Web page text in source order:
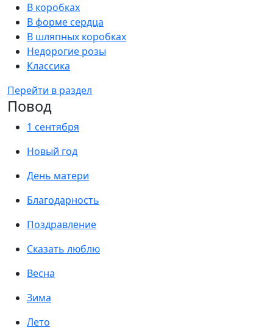
В коробках
В форме сердца
В шляпных коробках
Недорогие розы
Классика
Перейти в раздел
Повод
1 сентября
Новый год
День матери
Благодарность
Поздравление
Сказать люблю
Весна
Зима
Лето